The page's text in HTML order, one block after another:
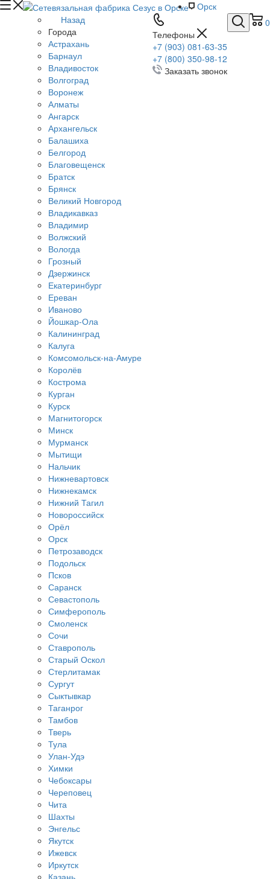
0
Телефоны
+7 (903) 081-63-35
+7 (800) 350-98-12
Заказать звонок
Орск
Назад
Города
Астрахань
Барнаул
Владивосток
Волгоград
Воронеж
Алматы
Ангарск
Архангельск
Балашиха
Белгород
Благовещенск
Братск
Брянск
Великий Новгород
Владикавказ
Владимир
Волжский
Вологда
Грозный
Дзержинск
Екатеринбург
Ереван
Иваново
Йошкар-Ола
Калининград
Калуга
Комсомольск-на-Амуре
Королёв
Кострома
Курган
Курск
Магнитогорск
Минск
Мурманск
Мытищи
Нальчик
Нижневартовск
Нижнекамск
Нижний Тагил
Новороссийск
Орёл
Орск
Петрозаводск
Подольск
Псков
Саранск
Севастополь
Симферополь
Смоленск
Сочи
Ставрополь
Старый Оскол
Стерлитамак
Сургут
Сыктывкар
Таганрог
Тамбов
Тверь
Тула
Улан-Удэ
Химки
Чебоксары
Череповец
Чита
Шахты
Энгельс
Якутск
Ижевск
Иркутск